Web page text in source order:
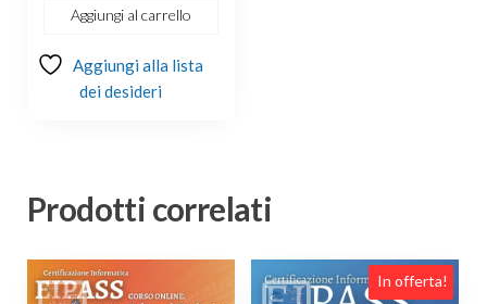
€149.00.
Aggiungi al carrello
Aggiungi alla lista
dei desideri
Prodotti correlati
In offerta!